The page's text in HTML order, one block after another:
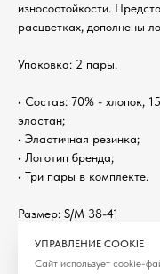
износостойкости.
расцветках, дополнены
Упаковка: 2 пары.
• Состав: 70% - хлопок,
эластан;
• Эластичная резинка;
• Логотип бренда;
• Три пары в комплекте.
Размер: S/M 38-41
Категория: Носки
УПРАВЛЕНИЕ COOKIE
Сайт использует cookie-